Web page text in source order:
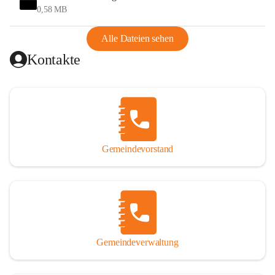
und Ungarn war. Dadurch war Wörterberg von Wörth
Aus diesem Grund war die Bevölkerung dazu gezwungen,
Schmuggel zu betreiben. Es kam oft zu nächtlichen
Überfällen und Schießereien. Erst mit dem Anschluss des
wirtschaftlich ging es bergauf. Dieser Aufschwung endete
1926. Es folgten Arbeitslosigkeit, Preissteigerung und
Unanbringlichkeit von Produkten. Daher wurde der
Anschluss an das Deutsche Reich begrüßt. Als der Zweite
Weltkrieg ausbrach, schwang die Stimmung um. Es starben
26 Männer an der Front, weitere 16 werden vermisst.
Von 1971 bis 1991 gehörte Wörterberg zur Gemeinde
Ollersdorf. Durch den Einsatz von mehreren Ortsansässigen
wurde Wörterberg 1991 wieder eine eigenständige
0,58 MB
Alle Dateien sehen
Kontakte
Gemeindevorstand
Gemeindeverwaltung